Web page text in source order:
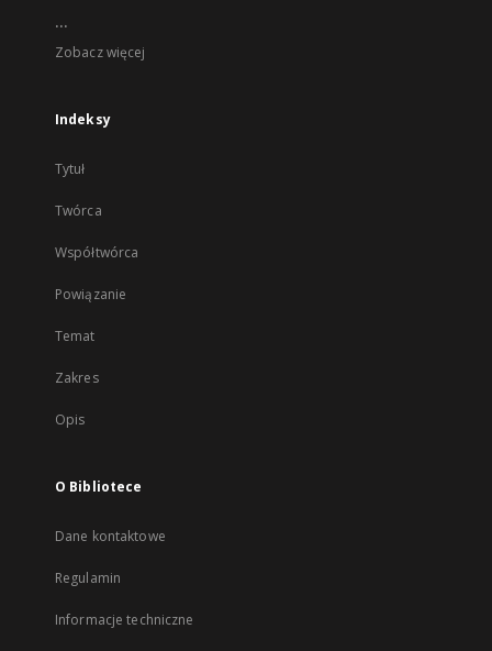
...
Zobacz więcej
Indeksy
Tytuł
Twórca
Współtwórca
Powiązanie
Temat
Zakres
Opis
O Bibliotece
Dane kontaktowe
Regulamin
Informacje techniczne